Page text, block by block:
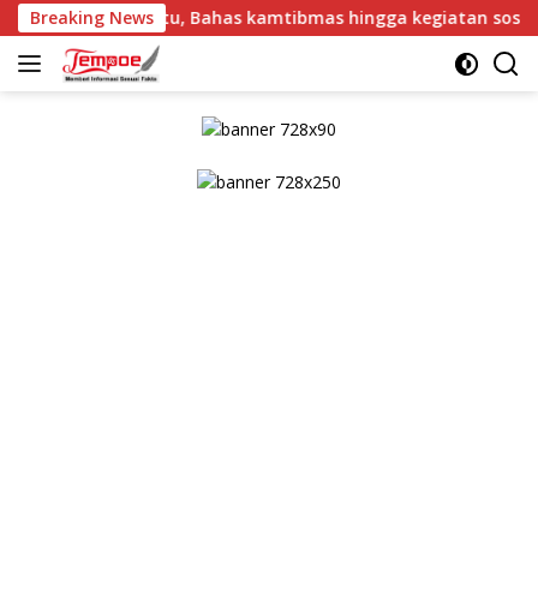
Langsung
ke
konten
Breaking News
Bahas kamtibmas hingga kegiatan sosial.